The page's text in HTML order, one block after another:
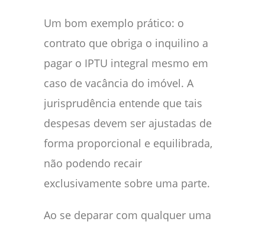
Um bom exemplo prático: o
contrato que obriga o inquilino a
pagar o IPTU integral mesmo em
caso de vacância do imóvel. A
jurisprudência entende que tais
despesas devem ser ajustadas de
forma proporcional e equilibrada,
não podendo recair
exclusivamente sobre uma parte.
Ao se deparar com qualquer uma